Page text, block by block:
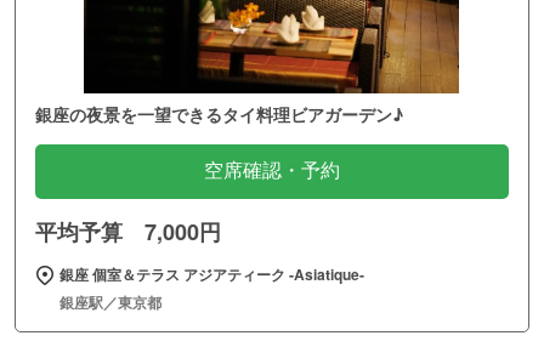
銀座の夜景を一望できるタイ料理ビアガーデン♪
空席確認・予約
平均予算 7,000円
銀座 個室＆テラス アジアティーク ‐Asiatique‐
銀座駅／東京都